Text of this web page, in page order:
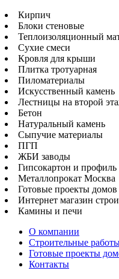
Кирпич
Блоки стеновые
Теплоизоляционный
Сухие смеси
Кровля для крыши
Плитка тротуарная
Пиломатериалы
Искусственный камень
Лестницы на второй
Бетон
Натуральный камень
Сыпучие материалы
ПГП
ЖБИ заводы
Гипсокартон и профиль
Металлопрокат Москва
Готовые проекты домов
Интернет магазин
Камины и печи
О компании
Строительные
Готовые проекты
Контакты